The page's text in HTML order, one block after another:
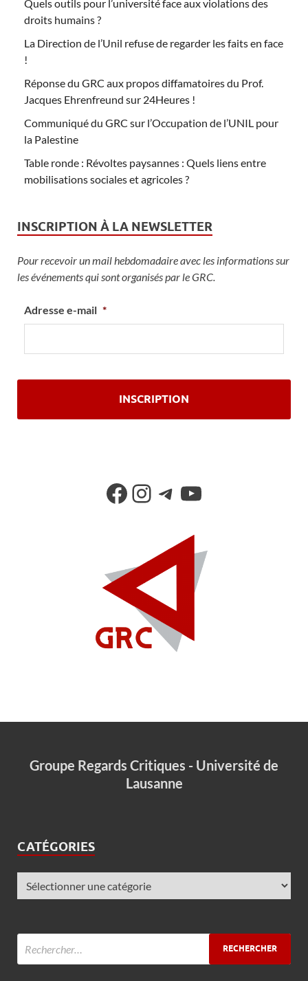
Quels outils pour l’université face aux violations des
droits humains ?
La Direction de l’Unil refuse de regarder les faits en face
!
Réponse du GRC aux propos diffamatoires du Prof.
Jacques Ehrenfreund sur 24Heures !
Communiqué du GRC sur l’Occupation de l’UNIL pour
la Palestine
Table ronde : Révoltes paysannes : Quels liens entre
mobilisations sociales et agricoles ?
INSCRIPTION À LA NEWSLETTER
Pour recevoir un mail hebdomadaire avec les informations sur
les événements qui sont organisés par le GRC.
Adresse e-mail *
Groupe Regards Critiques - Université de
Lausanne
CATÉGORIES